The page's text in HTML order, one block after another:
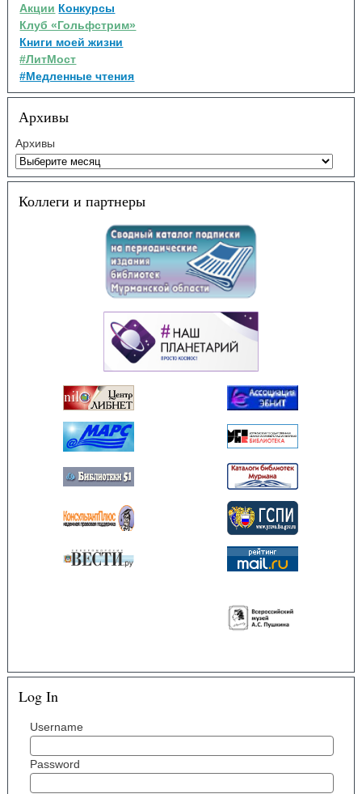
Акции Конкурсы
Клуб «Гольфстрим»
Книги моей жизни
#ЛитМост
#Медленные чтения
Архивы
Архивы
Коллеги и партнеры
Log In
Username
Password